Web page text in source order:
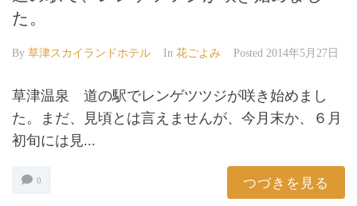
た。
By 草津スカイランドホテル In 花ごよみ Posted 2014年5月27日
草津温泉 道の駅でレンゲツツジが咲き始めまし
た。まだ、見頃とは言えませんが、今月末か、６月
初旬には見...
0 つづきを見る